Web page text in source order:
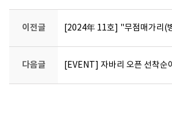
이전글 [2024年 11호] "무점매가리(
다음글 [EVENT] 자바리 오픈 선착순